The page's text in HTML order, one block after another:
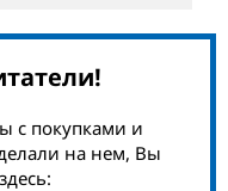
с покупками и
на нем, Вы